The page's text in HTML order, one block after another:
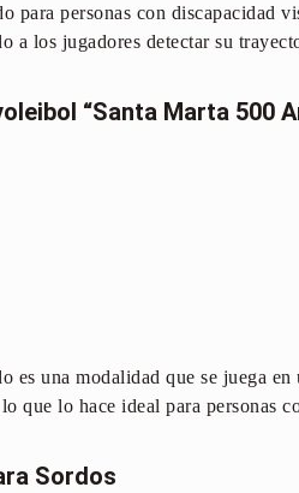
para personas con discapacidad
a los jugadores detectar su
“Santa Marta 500
una modalidad que se juega
que lo hace ideal para personas
Sordos